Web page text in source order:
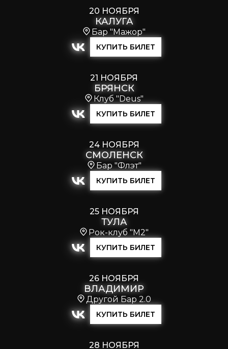
20 НОЯБРЯ
КАЛУГА
Бар "Мажор"
КУПИТЬ БИЛЕТ
21 НОЯБРЯ
БРЯНСК
Клуб "Deus"
КУПИТЬ БИЛЕТ
24 НОЯБРЯ
СМОЛЕНСК
Бар "Флэт"
КУПИТЬ БИЛЕТ
25 НОЯБРЯ
ТУЛА
Рок-клуб "М2"
КУПИТЬ БИЛЕТ
26 НОЯБРЯ
ВЛАДИМИР
Другой Бар 2.0
КУПИТЬ БИЛЕТ
28 НОЯБРЯ